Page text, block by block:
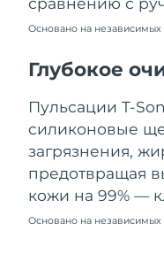
Основано на независимых
Глубокое
Пульсации T-
силиконовые
загрязнения,
предотвращая
кожи на 99% —
Основано на независимых
Мальта
Мексика